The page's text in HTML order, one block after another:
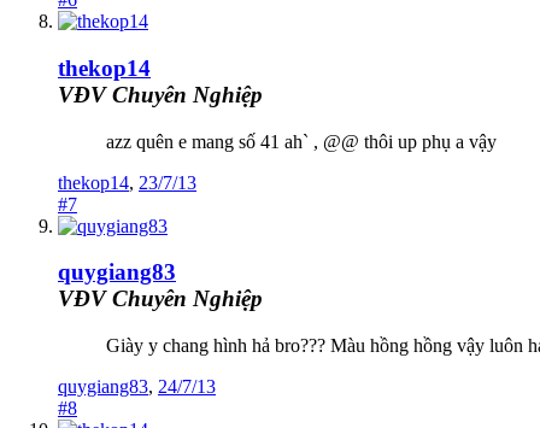
thekop14
VĐV Chuyên Nghiệp
azz quên e mang số 41 ah` , @@ thôi up phụ a vậy
thekop14, 23/7/13
#7
quygiang83
VĐV Chuyên Nghiệp
Giày y chang hình hả bro??? Màu hồng hồng vậy luôn
quygiang83, 24/7/13
#8